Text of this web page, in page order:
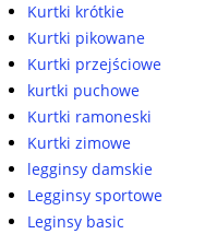
Kurtki krótkie
Kurtki pikowane
Kurtki przejściowe
kurtki puchowe
Kurtki ramoneski
Kurtki zimowe
legginsy damskie
Legginsy sportowe
Leginsy basic